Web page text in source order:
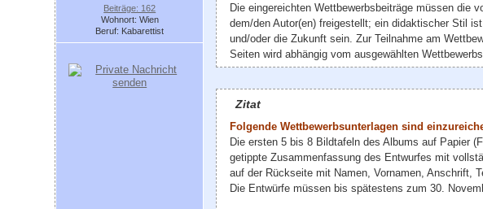
Beiträge: 162
Wohnort: Wien
Beruf: Kabarettist
Die eingereichten Wettbewerbsbeiträge müssen die
dem/den Autor(en) freigestellt; ein didaktischer Stil
und/oder die Zukunft sein. Zur Teilnahme am
Seiten wird abhängig vom ausgewählten
Zitat
Folgende Wettbewerbsunterlagen sind
Die ersten 5 bis 8 Bildtafeln des Albums auf Papier
getippte Zusammenfassung des Entwurfes mit
auf der Rückseite mit Namen, Vornamen, Anschrift,
Die Entwürfe müssen bis spätestens zum 30.